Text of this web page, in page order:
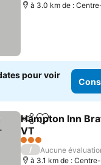
à 3.0 km de :
pour voir
PartagerAjouter à
Hampton Inn
VT
3 Étoiles
/
Aucune
à 3.1 km de :